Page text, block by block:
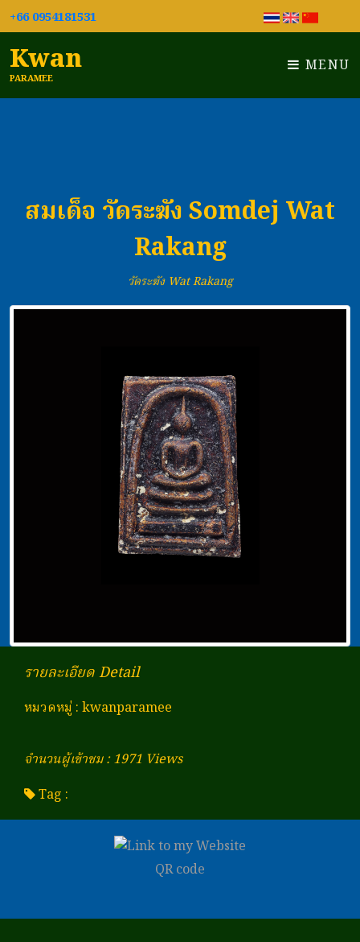
+66 0954181531
Kwan
PARAMEE
MENU
สมเด็จ วัดระฆัง Somdej Wat
Rakang
วัดระฆัง Wat Rakang
รายละเอียด Detail
หมวดหมู่ :kwanparamee
จำนวนผู้เข้าชม : 1971 Views
Tag :
QR code